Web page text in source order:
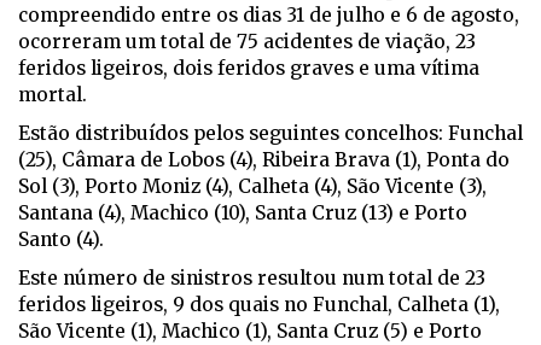
compreendido entre os dias 31 de julho e 6 de agosto,
ocorreram um total de 75 acidentes de viação, 23
feridos ligeiros, dois feridos graves e uma vítima
mortal.
Estão distribuídos pelos seguintes concelhos: Funchal
(25), Câmara de Lobos (4), Ribeira Brava (1), Ponta do
Sol (3), Porto Moniz (4), Calheta (4), São Vicente (3),
Santana (4), Machico (10), Santa Cruz (13) e Porto
Santo (4).
Este número de sinistros resultou num total de 23
feridos ligeiros, 9 dos quais no Funchal, Calheta (1),
São Vicente (1), Machico (1), Santa Cruz (5) e Porto